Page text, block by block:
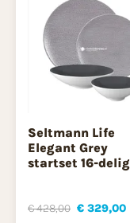
Seltmann Life
Elegant Grey
startset 16-delig
€ 428,00 € 329,00